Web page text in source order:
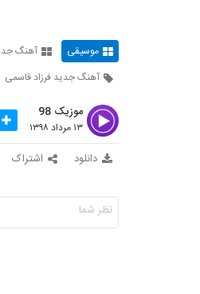
موسیقی آهنگ
آهنگ جدید فرزاد قاسمی
موزیک 98
۱۳ مرداد ۱۳۹۸
دانلود اشتراک